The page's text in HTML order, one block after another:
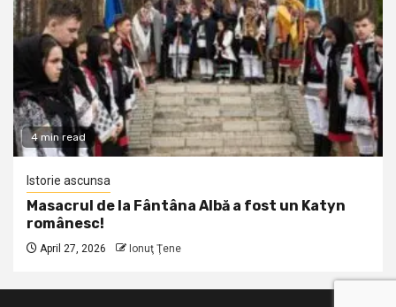
4 min read
Istorie ascunsa
Masacrul de la Fântâna Albă a fost un Katyn
românesc!
April 27, 2026 Ionuţ Ţene